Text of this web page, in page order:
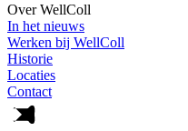
Over WellColl
In het nieuws
Werken bij WellColl
Historie
Locaties
Contact